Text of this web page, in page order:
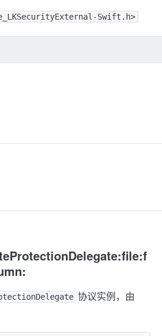
Swift.h>
协议实例，由